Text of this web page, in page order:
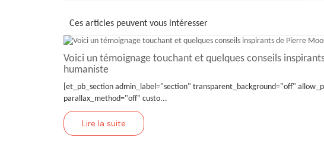
Ces articles peuvent vous intéresser
Voici un témoignage touchant et quelques conseils
humaniste
[et_pb_section admin_label="section" transparent_background="off"
parallax_method="off" custo...
Lire la suite